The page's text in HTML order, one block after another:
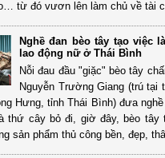
từ đó vươn lên làm chủ về tài
Nghề đan bèo tây tạo việc
lao động nữ ở Thái Bình
Nỗi đau đầu "giặc" bèo tây
Nguyễn Trường Giang (trú tại
Hưng, tỉnh Thái Bình) đưa
thứ cây bỏ đi, giờ đây, bèo tây
sản phẩm thủ công bền, đẹp,